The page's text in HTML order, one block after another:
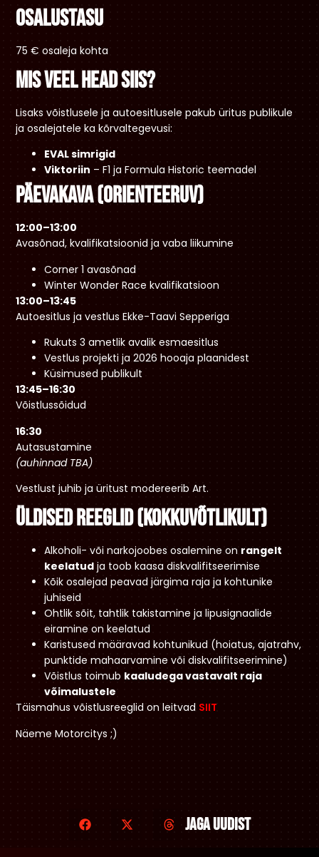
Osalustasu
75 € osaleja kohta
Mis veel head siis?
Lisaks võistlusele ja autoesitlusele pakub üritus publikule
ja osalejatele ka kõrvaltegevusi:
EVAL simrigid
Viktoriin – F1 ja Formula Historic teemadel
Päevakava (orienteeruv)
12:00–13:00
Avasõnad, kvalifikatsioonid ja vaba liikumine
Corner 1 avasõnad
Winter Wonder Race kvalifikatsioon
13:00–13:45
Autoesitlus ja vestlus Ekke-Taavi Sepperiga
Rukuts 3 ametlik avalik esmaesitlus
Vestlus projekti ja 2026 hooaja plaanidest
Küsimused publikult
13:45–16:30
Võistlussõidud
16:30
Autasustamine
(auhinnad TBA)
Vestlust juhib ja üritust modereerib Art.
Üldised reeglid (kokkuvõtlikult)
Alkoholi- või narkojoobes osalemine on rangelt
keelatud ja toob kaasa diskvalifitseerimise
Kõik osalejad peavad järgima raja ja kohtunike
juhiseid
Ohtlik sõit, tahtlik takistamine ja lipusignaalide
eiramine on keelatud
Karistused määravad kohtunikud (hoiatus, ajatrahv,
punktide mahaarvamine või diskvalifitseerimine)
Võistlus toimub kaaludega vastavalt raja
võimalustele
Täismahus võistlusreeglid on leitvad SIIT
Näeme Motorcitys ;)
Jaga uudist